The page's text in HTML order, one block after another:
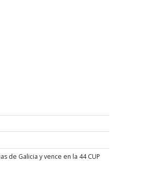
de Galicia y vence en la 44 CUP